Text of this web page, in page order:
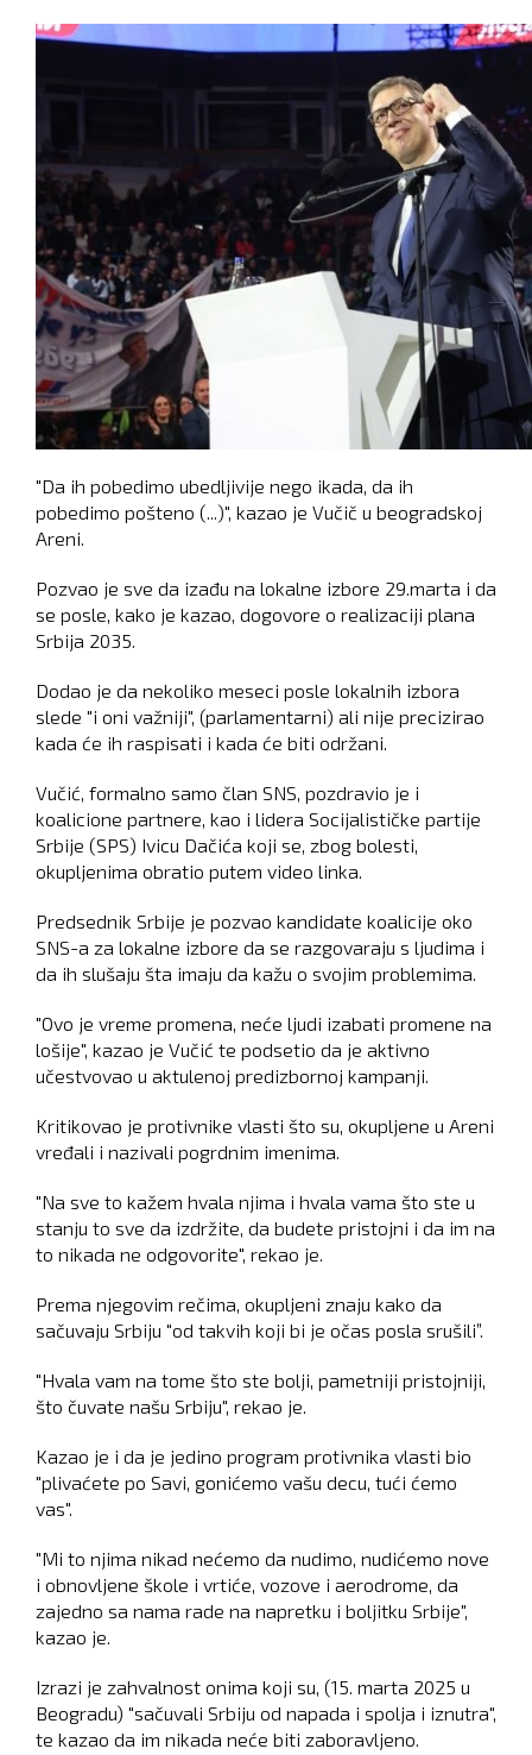
"Da ih pobedimo ubedljivije nego ikada, da ih
pobedimo pošteno (...)", kazao je Vučič u beogradskoj
Areni.
Pozvao je sve da izađu na lokalne izbore 29.marta i da
se posle, kako je kazao, dogovore o realizaciji plana
Srbija 2035.
Dodao je da nekoliko meseci posle lokalnih izbora
slede "i oni važniji", (parlamentarni) ali nije precizirao
kada će ih raspisati i kada će biti održani.
Vučić, formalno samo član SNS, pozdravio je i
koalicione partnere, kao i lidera Socijalističke partije
Srbije (SPS) Ivicu Dačića koji se, zbog bolesti,
okupljenima obratio putem video linka.
Predsednik Srbije je pozvao kandidate koalicije oko
SNS-a za lokalne izbore da se razgovaraju s ljudima i
da ih slušaju šta imaju da kažu o svojim problemima.
"Ovo je vreme promena, neće ljudi izabati promene na
lošije", kazao je Vučić te podsetio da je aktivno
učestvovao u aktulenoj predizbornoj kampanji.
Kritikovao je protivnike vlasti što su, okupljene u Areni
vređali i nazivali pogrdnim imenima.
"Na sve to kažem hvala njima i hvala vama što ste u
stanju to sve da izdržite, da budete pristojni i da im na
to nikada ne odgovorite", rekao je.
Prema njegovim rečima, okupljeni znaju kako da
sačuvaju Srbiju "od takvih koji bi je očas posla srušili”.
"Hvala vam na tome što ste bolji, pametniji pristojniji,
što čuvate našu Srbiju", rekao je.
Kazao je i da je jedino program protivnika vlasti bio
"plivaćete po Savi, gonićemo vašu decu, tući ćemo
vas".
"Mi to njima nikad nećemo da nudimo, nudićemo nove
i obnovljene škole i vrtiće, vozove i aerodrome, da
zajedno sa nama rade na napretku i boljitku Srbije",
kazao je.
Izrazi je zahvalnost onima koji su, (15. marta 2025 u
Beogradu) "sačuvali Srbiju od napada i spolja i iznutra",
te kazao da im nikada neće biti zaboravljeno.